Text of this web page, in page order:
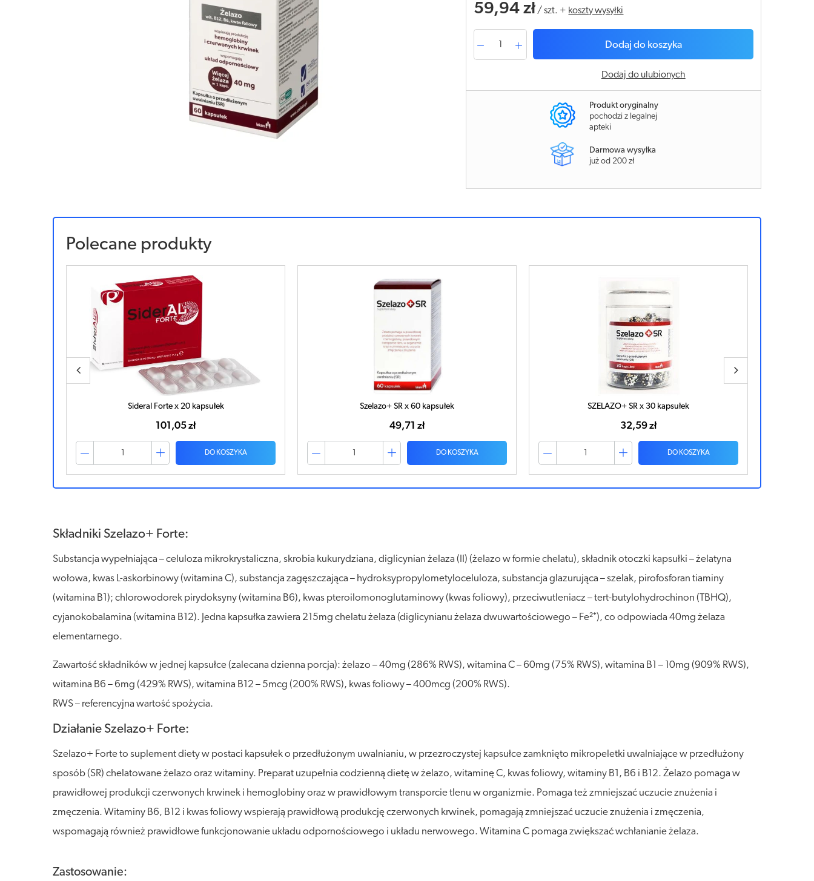
59,94 zł /szt. + koszty wysyłki
Dodaj do koszyka
Dodaj do ulubionych
Produkt oryginalny
pochodzi z legalnej
apteki
Darmowa wysyłka
już od 200 zł
Polecane produkty
Szelazo+ SR x 60 kapsułek
49,71 zł
DO KOSZYKA
SZELAZO+ SR x 30 kapsułek
32,59 zł
DO KOSZYKA
Actiferol Fe Forte x 60 kapsułek
57,51 zł
DO KOSZYKA
Składniki Szelazo+ Forte:
Substancja wypełniająca – celuloza mikrokrystaliczna, skrobia kukurydziana, diglicynian żelaza (II) (żelazo w formie chelatu), składnik otoczki kapsułki – żelatyna
wołowa, kwas L-askorbinowy (witamina C), substancja zagęszczająca – hydroksypropylometyloceluloza, substancja glazurująca – szelak, pirofosforan tiaminy
(witamina B1); chlorowodorek pirydoksyny (witamina B6), kwas pteroilomonoglutaminowy (kwas foliowy), przeciwutleniacz – tert-butylohydrochinon (TBHQ),
cyjanokobalamina (witamina B12). Jedna kapsułka zawiera 215mg chelatu żelaza (diglicynianu żelaza dwuwartościowego – Fe²⁺), co odpowiada 40mg żelaza
elementarnego.
Zawartość składników w jednej kapsułce (zalecana dzienna porcja): żelazo – 40mg (286% RWS), witamina C – 60mg (75% RWS), witamina B1 – 10mg (909% RWS),
witamina B6 – 6mg (429% RWS), witamina B12 – 5mcg (200% RWS), kwas foliowy – 400mcg (200% RWS).
RWS – referencyjna wartość spożycia.
Działanie Szelazo+ Forte:
Szelazo+ Forte to suplement diety w postaci kapsułek o przedłużonym uwalnianiu, w przezroczystej kapsułce zamknięto mikropeletki uwalniające w przedłużony
sposób (SR) chelatowane żelazo oraz witaminy. Preparat uzupełnia codzienną dietę w żelazo, witaminę C, kwas foliowy, witaminy B1, B6 i B12. Żelazo pomaga w
prawidłowej produkcji czerwonych krwinek i hemoglobiny oraz w prawidłowym transporcie tlenu w organizmie. Pomaga też zmniejszać uczucie znużenia i
zmęczenia. Witaminy B6, B12 i kwas foliowy wspierają prawidłową produkcję czerwonych krwinek, pomagają zmniejszać uczucie znużenia i zmęczenia,
wspomagają również prawidłowe funkcjonowanie układu odpornościowego i układu nerwowego. Witamina C pomaga zwiększać wchłanianie żelaza.
Zastosowanie: